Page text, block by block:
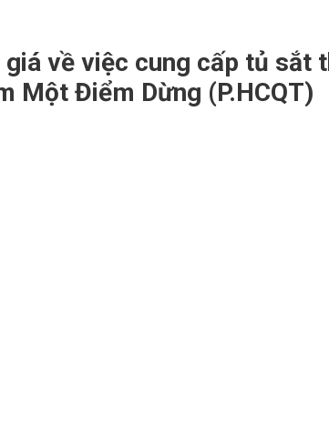
về việc cung cấp tủ sắt
Một Điểm Dừng (P.HCQT)